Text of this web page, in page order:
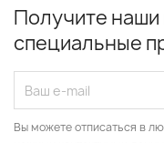
Получите наши
специальные
Вы можете отписаться в